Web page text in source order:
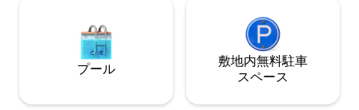
プール
敷地内無料駐⁠車
ス⁠ペ⁠ー⁠ス